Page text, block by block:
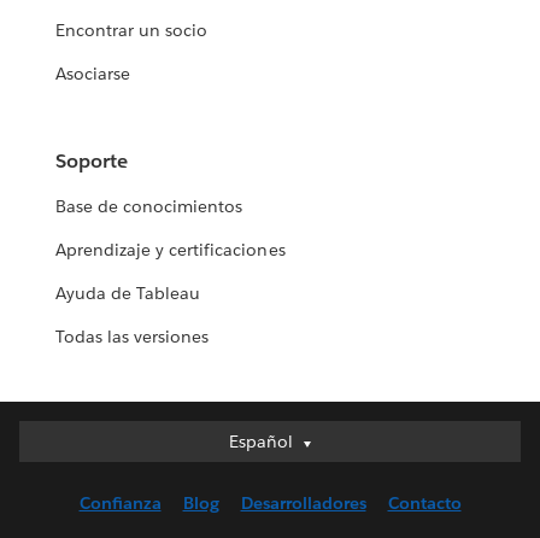
Encontrar un socio
Asociarse
Soporte
Base de conocimientos
Aprendizaje y certificaciones
Ayuda de Tableau
Todas las versiones
Español
Español
English (UK)
Confianza Blog Desarrolladores Contacto